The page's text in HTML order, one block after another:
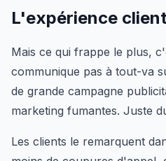
L'expérience
Mais ce qui frappe le plus,
communique pas à tout-va
de grande campagne
marketing fumantes. Juste
Les clients le remarquent